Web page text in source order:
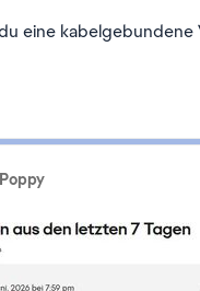
eine